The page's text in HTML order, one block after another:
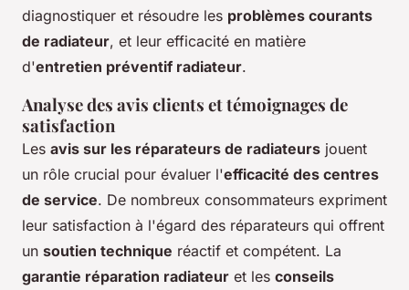
diagnostiquer et résoudre les problèmes courants
de radiateur, et leur efficacité en matière
d'entretien préventif radiateur.
Analyse des avis clients et témoignages de
satisfaction
Les avis sur les réparateurs de radiateurs jouent
un rôle crucial pour évaluer l'efficacité des centres
de service. De nombreux consommateurs expriment
leur satisfaction à l'égard des réparateurs qui offrent
un soutien technique réactif et compétent. La
garantie réparation radiateur et les conseils